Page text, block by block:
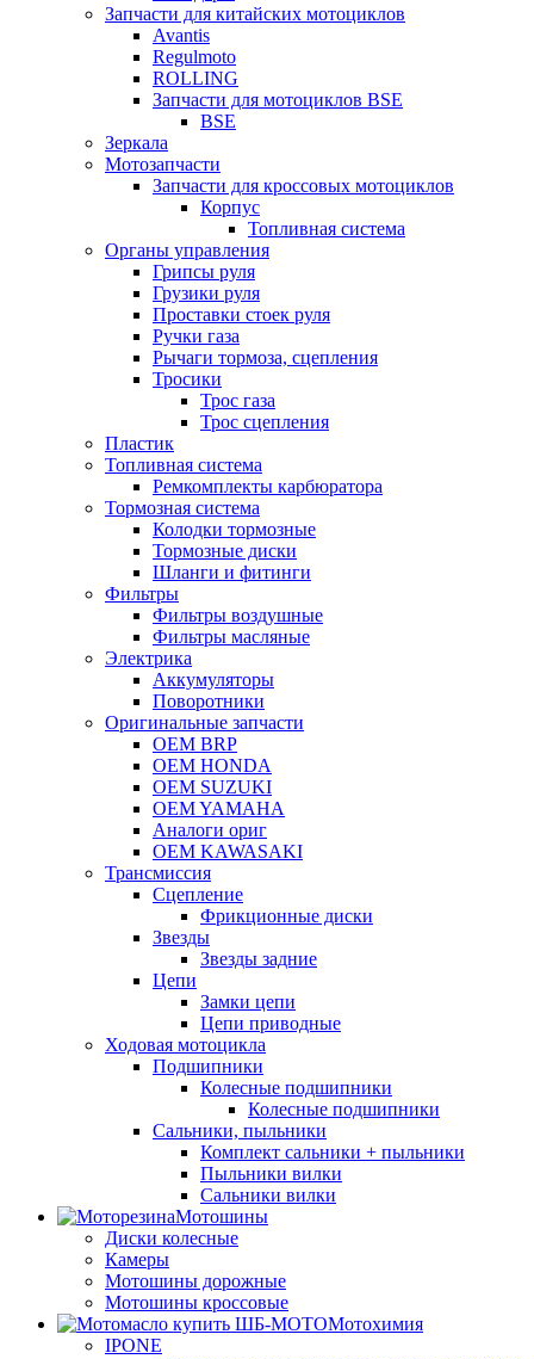
Запчасти для китайских мотоциклов
Avantis
Regulmoto
ROLLING
Запчасти для мотоциклов BSE
BSE
Зеркала
Мотозапчасти
Запчасти для кроссовых мотоциклов
Корпус
Топливная система
Органы управления
Грипсы руля
Грузики руля
Проставки стоек руля
Ручки газа
Рычаги тормоза, сцепления
Тросики
Трос газа
Трос сцепления
Пластик
Топливная система
Ремкомплекты карбюратора
Тормозная система
Колодки тормозные
Тормозные диски
Шланги и фитинги
Фильтры
Фильтры воздушные
Фильтры масляные
Электрика
Аккумуляторы
Поворотники
Оригинальные запчасти
OEM BRP
OEM HONDA
OEM SUZUKI
OEM YAMAHA
Аналоги ориг
OEM KAWASAKI
Трансмиссия
Cцепление
Фрикционные диски
Звезды
Звезды задние
Цепи
Замки цепи
Цепи приводные
Ходовая мотоцикла
Подшипники
Колесные подшипники
Колесные подшипники
Сальники, пыльники
Комплект сальники + пыльники
Пыльники вилки
Сальники вилки
Мотошины
Диски колесные
Камеры
Мотошины дорожные
Мотошины кроссовые
Мотохимия
IPONE